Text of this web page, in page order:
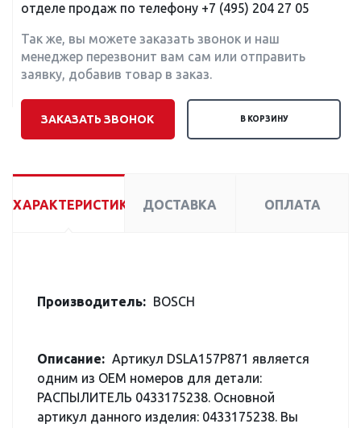
отделе продаж по телефону +7 (495) 204 27 05
Так же, вы можете заказать звонок и наш
менеджер перезвонит вам сам или отправить
заявку, добавив товар в заказ.
ЗАКАЗАТЬ ЗВОНОК В КОРЗИНУ
ХАРАКТЕРИСТИКИ ДОСТАВКА ОПЛАТА
Производитель: BOSCH
Описание: Артикул DSLA157P871 является
одним из OEM номеров для детали:
РАСПЫЛИТЕЛЬ 0433175238. Основной
артикул данного изделия: 0433175238. Вы